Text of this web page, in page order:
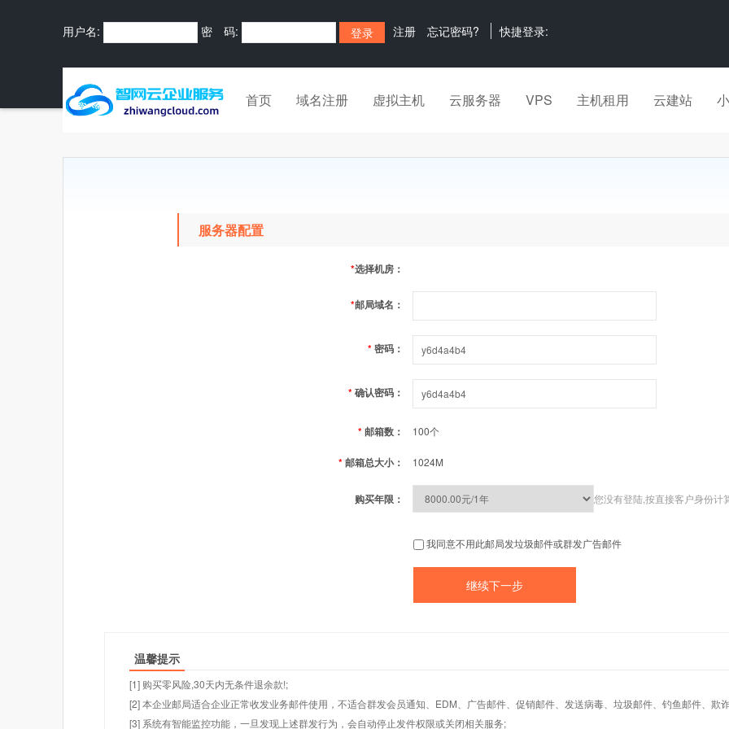
用户名: 密 码: 注册 忘记密码? 快捷登录:
首页 域名注册 虚拟主机 云服务器 VPS 主机租用 云建站
服务器配置
*选择机房：
*邮局域名：
*密码：
*确认密码：
*邮箱数： 100个
*邮箱总大小： 1024M
购买年限： 您没有登陆,按直接客户身份计
我同意不用此邮局发垃圾邮件或群发广告邮件
温馨提示
[1] 购买零风险,30天内无条件退余款!;
[2] 本企业邮局适合企业正常收发业务邮件使用，不适合群发会员通知、EDM、广告邮件、促销邮件、发送病毒、垃圾邮件、钓鱼邮件、欺
[3] 系统有智能监控功能，一旦发现上述群发行为，会自动停止发件权限或关闭相关服务;